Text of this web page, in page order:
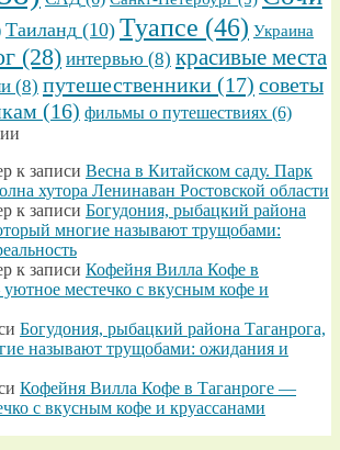
Таиланд (10) Туапсе (46) Украина
(28) интервью (8) красивые места
(8) путешественники (17) советы
(16) фильмы о путешествиях (6)
к записи Весна в Китайском саду. Парк
хутора Ленинаван Ростовской области
к записи Богудония, рыбацкий района
многие называют трущобами:
к записи Кофейня Вилла Кофе в
местечко с вкусным кофе и
Богудония, рыбацкий района Таганрога,
называют трущобами: ожидания и
Кофейня Вилла Кофе в Таганроге —
с вкусным кофе и круассанами